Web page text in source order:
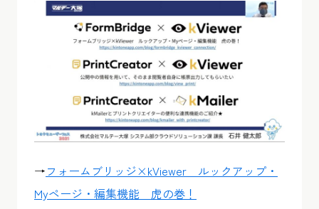
→フォームブリッジ×kViewer ルックアップ・
Myページ・編集機能 虎の巻！